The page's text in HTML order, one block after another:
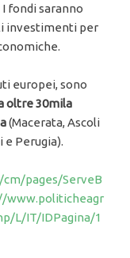
fondi saranno
investimenti per
europei, sono
oltre 30mila
(Macerata, Ascoli
e Perugia).
pages/ServeB
www.politicheagr
L/IT/IDPagina/1